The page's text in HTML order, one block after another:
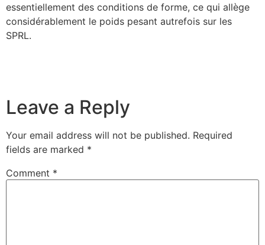
essentiellement des conditions de forme, ce qui allège
considérablement le poids pesant autrefois sur les
SPRL.
Leave a Reply
Your email address will not be published. Required
fields are marked *
Comment *